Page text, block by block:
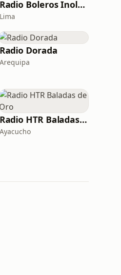
Radio Boleros Inolvidables
Lima
Radio Dorada
Arequipa
Radio HTR Baladas de Oro
Ayacucho